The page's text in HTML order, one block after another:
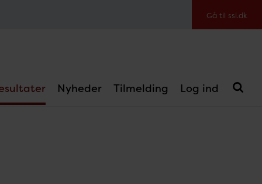
Gå til ssi.dk
Nyheder Tilmelding Log ind